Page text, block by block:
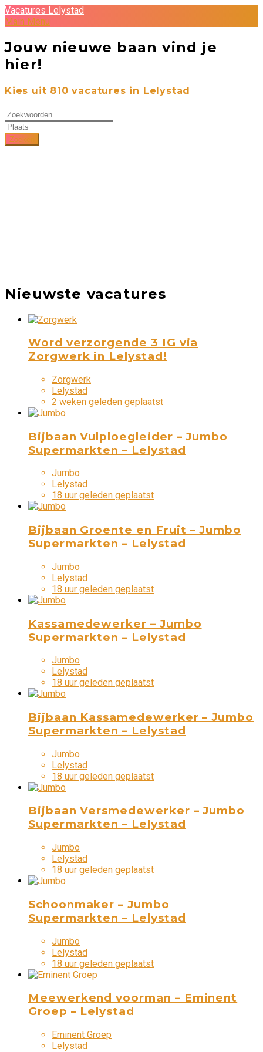
Vacatures Lelystad
Main Menu
Jouw nieuwe baan vind je
hier!
Kies uit 810 vacatures in Lelystad
Nieuwste vacatures
Word verzorgende 3 IG via
Zorgwerk in Lelystad!
Zorgwerk
Lelystad
2 weken geleden geplaatst
Bijbaan Vulploegleider – Jumbo
Supermarkten – Lelystad
Jumbo
Lelystad
18 uur geleden geplaatst
Bijbaan Groente en Fruit – Jumbo
Supermarkten – Lelystad
Jumbo
Lelystad
18 uur geleden geplaatst
Kassamedewerker – Jumbo
Supermarkten – Lelystad
Jumbo
Lelystad
18 uur geleden geplaatst
Bijbaan Kassamedewerker – Jumbo
Supermarkten – Lelystad
Jumbo
Lelystad
18 uur geleden geplaatst
Bijbaan Versmedewerker – Jumbo
Supermarkten – Lelystad
Jumbo
Lelystad
18 uur geleden geplaatst
Schoonmaker – Jumbo
Supermarkten – Lelystad
Jumbo
Lelystad
18 uur geleden geplaatst
Meewerkend voorman – Eminent
Groep – Lelystad
Eminent Groep
Lelystad